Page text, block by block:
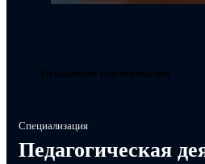
Повышение квалификации
Специализация
Педагогическая